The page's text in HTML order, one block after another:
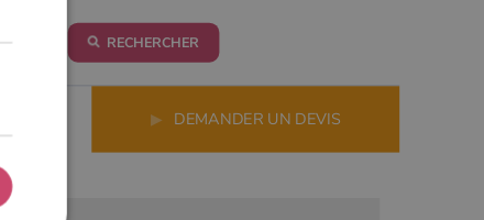
RECHERCHER
▶ DEMANDER UN DEVIS